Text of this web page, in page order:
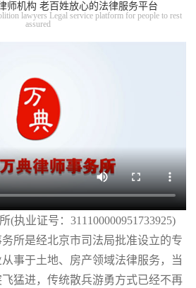
师机构 老百姓放心的法律服务平台
lawyers Legal service platform for people to rest
assured
业证号：311100000951733925)
所是经北京市司法局批准设立的专
事于土地、房产领域法律服务，当
猛进，传统散兵游勇方式已经不再